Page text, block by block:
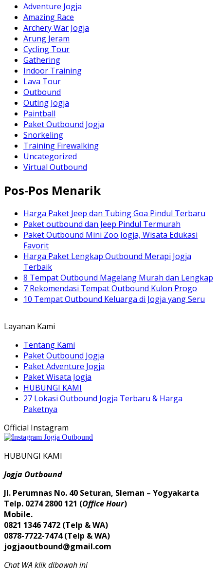
Adventure Jogja
Amazing Race
Archery War Jogja
Arung Jeram
Cycling Tour
Gathering
Indoor Training
Lava Tour
Outbound
Outing Jogja
Paintball
Paket Outbound Jogja
Snorkeling
Training Firewalking
Uncategorized
Virtual Outbound
Pos-Pos Menarik
Harga Paket Jeep dan Tubing Goa Pindul Terbaru
Paket outbound dan Jeep Pindul Termurah
Paket Outbound Mini Zoo Jogja, Wisata Edukasi
Favorit
Harga Paket Lengkap Outbound Merapi Jogja
Terbaik
8 Tempat Outbound Magelang Murah dan Lengkap
7 Rekomendasi Tempat Outbound Kulon Progo
10 Tempat Outbound Keluarga di Jogja yang Seru
Layanan Kami
Tentang Kami
Paket Outbound Jogja
Paket Adventure Jogja
Paket Wisata Jogja
HUBUNGI KAMI
27 Lokasi Outbound Jogja Terbaru & Harga
Paketnya
Official Instagram
HUBUNGI KAMI
Jogja Outbound
Jl. Perumnas No. 40 Seturan, Sleman – Yogyakarta
Telp. 0274 2800 121 (Office Hour)
Mobile.
0821 1346 7472 (Telp & WA)
0878-7722-7474 (Telp & WA)
jogjaoutbound@gmail.com
Chat WA klik dibawah ini